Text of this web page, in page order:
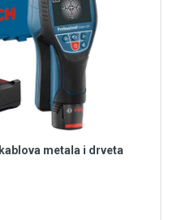
metala i drveta